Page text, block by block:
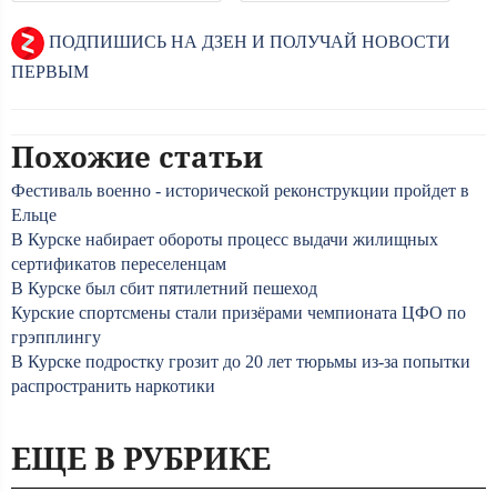
ПОДПИШИСЬ НА ДЗЕН И ПОЛУЧАЙ НОВОСТИ
ПЕРВЫМ
Похожие статьи
Фестиваль военно - исторической реконструкции пройдет в
Ельце
В Курске набирает обороты процесс выдачи жилищных
сертификатов переселенцам
В Курске был сбит пятилетний пешеход
Курские спортсмены стали призёрами чемпионата ЦФО по
грэпплингу
В Курске подростку грозит до 20 лет тюрьмы из-за попытки
распространить наркотики
ЕЩЕ В РУБРИКЕ